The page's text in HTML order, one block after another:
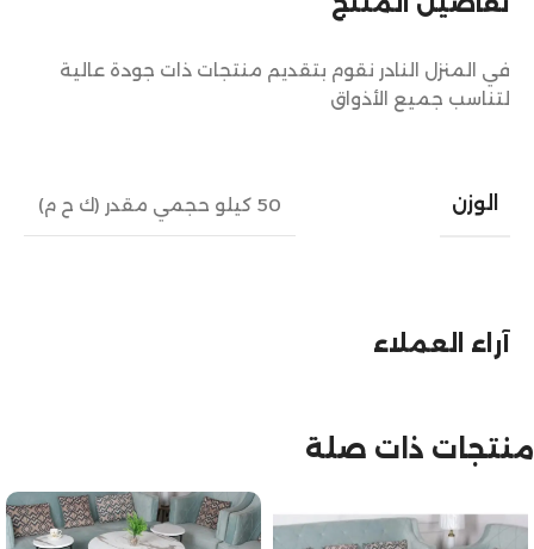
في المنزل النادر نقوم بتقديم منتجات ذات جودة عالية
لتناسب جميع الأذواق
الوزن 50 كيلو حجمي مقدر (ك ح م)
آراء العملاء
منتجات ذات صلة